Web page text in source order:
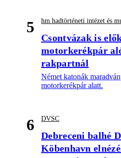
5 hm hadtörténeti intézet és
Csontvázak is
motorkerékpár
rakpartnál
Német katonák
motorkerékpár alatt.
6 DVSC
Debreceni balhé
Köbenhavn